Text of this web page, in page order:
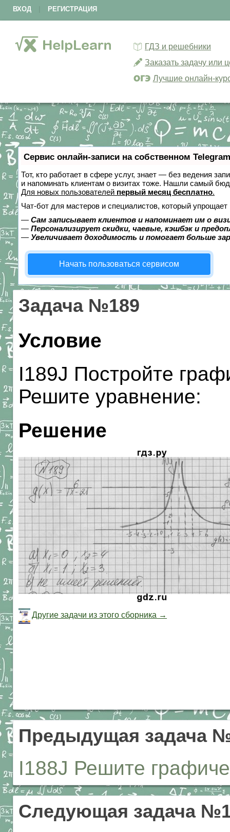
ВХОД РЕГИСТРАЦИЯ
ГДЗ и решебники
Заказать задачу или
Лучшие онлайн-
Сервис онлайн-записи на собственном
Тот, кто работает в сфере услуг, знает — без ведения
и напоминать клиентам о визитах тоже. Нашли самый
Для новых пользователей первый месяц бесплатно.
Чат-бот для мастеров и специалистов, который упрощает
— Сам записывает клиентов и напоминает им о
— Персонализирует скидки, чаевые, кэшбэк и
— Увеличивает доходимость и помогает больше
Начать пользоваться сервисом
Задача №189
Условие
I189J Постройте
Решите уравнение:
Решение
Другие задачи из этого сборника →
Предыдущая задача
I188J Решите
Следующая задача